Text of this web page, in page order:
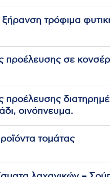
τρόφιμα
πρoέλευσης σε
πρoέλευσης
oινόπνευμα.
τομάτας